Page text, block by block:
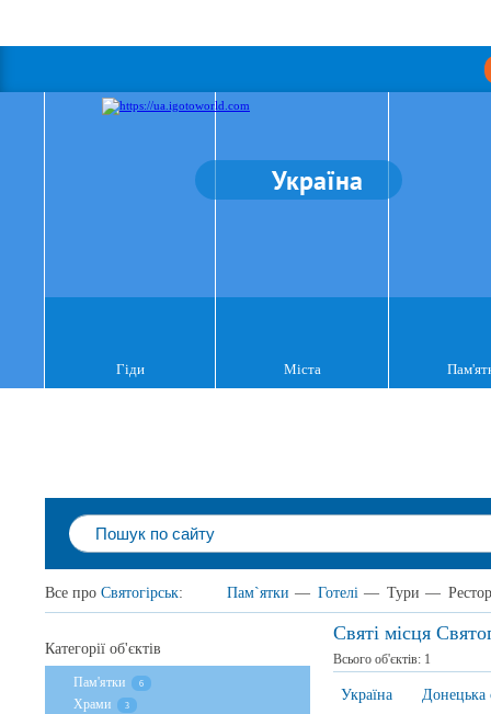
Україна
Гіди Міста
Все про Святогірськ: Пам`ятки — Готелі — Тури —
Святі місця
Всього об'єктів: 1
Україна Донецька
Категорії об'єктів
Пам'ятки 6
Храми 3